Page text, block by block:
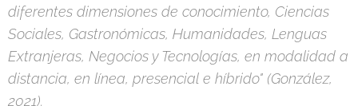
diferentes dimensiones de conocimiento, Ciencias
Sociales, Gastronómicas, Humanidades, Lenguas
Extranjeras, Negocios y Tecnologías, en modalidad a
distancia, en línea, presencial e híbrido" (González,
2021).